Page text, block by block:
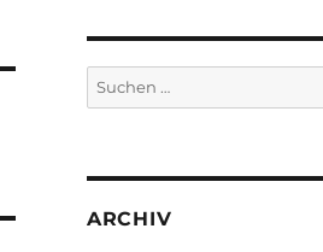
Suchen
nach:
ARCHIV